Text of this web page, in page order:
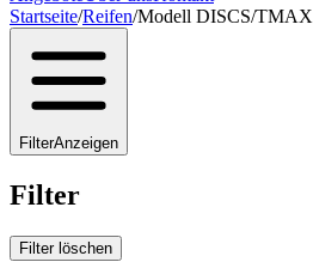
Startseite/Reifen/Modell DISCS/TMAX
FilterAnzeigen
Filter
Filter löschen